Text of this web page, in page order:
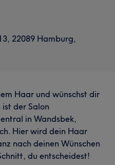
22089 Hamburg,
Haar und wünschst dir
der Salon
in Wandsbek,
Hier wird dein Haar
nach deinen Wünschen
du entscheidest!